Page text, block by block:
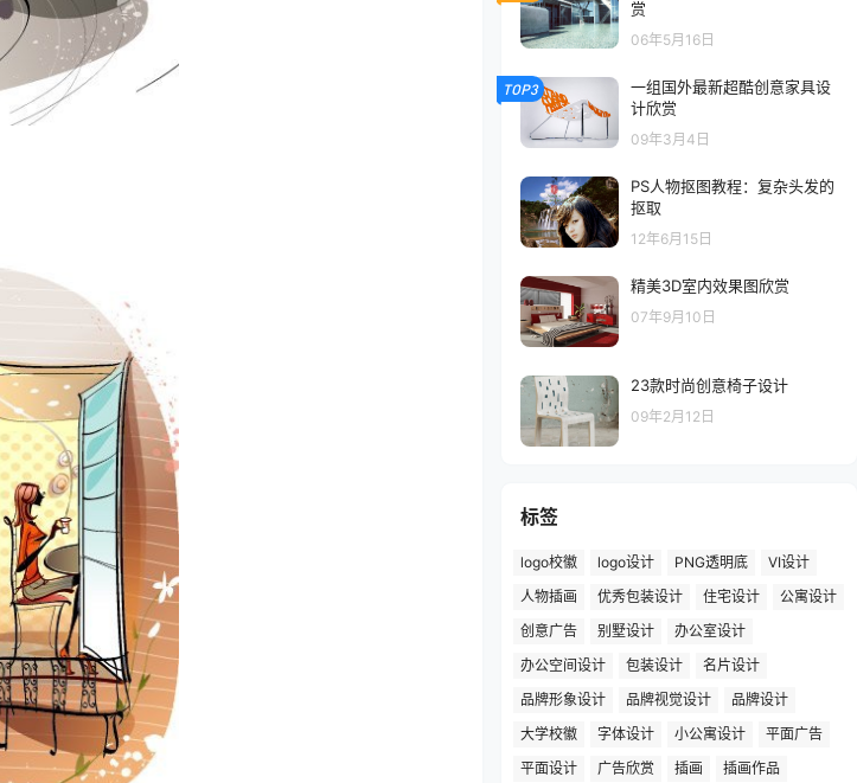
赏
06年5月16日
TOP3
一组国外最新超酷创意家具设
计欣赏
09年3月4日
PS人物抠图教程：复杂头发的
抠取
12年6月15日
精美3D室内效果图欣赏
07年9月10日
23款时尚创意椅子设计
09年2月12日
标签
logo校徽 logo设计 PNG透明底
VI设计
人物插画
优秀包装设计 住宅设计
公寓设计
创意广告
别墅设计
办公室设计
办公空间设计
包装设计
名片设计
品牌形象设计
品牌视觉设计
品牌设计
大学校徽
字体设计 小公寓设计
平面广告
平面设计
广告欣赏 插画
插画作品